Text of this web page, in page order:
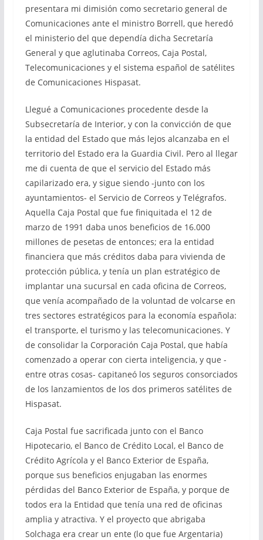
presentara mi dimisión como secretario general de
Comunicaciones ante el ministro Borrell, que heredó
el ministerio del que dependía dicha Secretaría
General y que aglutinaba Correos, Caja Postal,
Telecomunicaciones y el sistema español de satélites
de Comunicaciones Hispasat.
Llegué a Comunicaciones procedente desde la
Subsecretaría de Interior, y con la convicción de que
la entidad del Estado que más lejos alcanzaba en el
territorio del Estado era la Guardia Civil. Pero al llegar
me di cuenta de que el servicio del Estado más
capilarizado era, y sigue siendo -junto con los
ayuntamientos- el Servicio de Correos y Telégrafos.
Aquella Caja Postal que fue finiquitada el 12 de
marzo de 1991 daba unos beneficios de 16.000
millones de pesetas de entonces; era la entidad
financiera que más créditos daba para vivienda de
protección pública, y tenía un plan estratégico de
implantar una sucursal en cada oficina de Correos,
que venía acompañado de la voluntad de volcarse en
tres sectores estratégicos para la economía española:
el transporte, el turismo y las telecomunicaciones. Y
de consolidar la Corporación Caja Postal, que había
comenzado a operar con cierta inteligencia, y que -
entre otras cosas- capitaneó los seguros consorciados
de los lanzamientos de los dos primeros satélites de
Hispasat.
Caja Postal fue sacrificada junto con el Banco
Hipotecario, el Banco de Crédito Local, el Banco de
Crédito Agrícola y el Banco Exterior de España,
porque sus beneficios enjugaban las enormes
pérdidas del Banco Exterior de España, y porque de
todos era la Entidad que tenía una red de oficinas
amplia y atractiva. Y el proyecto que abrigaba
Solchaga era crear un ente (lo que fue Argentaria)